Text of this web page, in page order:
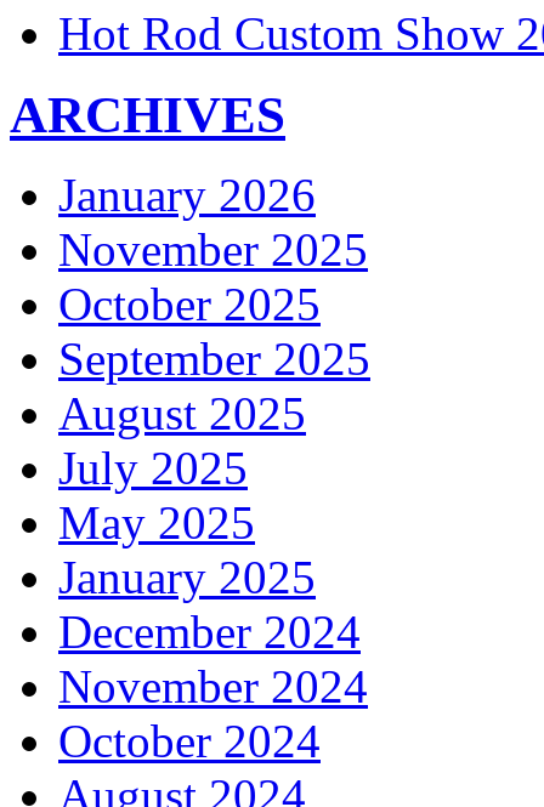
Hot Rod Custom Show
ARCHIVES
January 2026
November 2025
October 2025
September 2025
August 2025
July 2025
May 2025
January 2025
December 2024
November 2024
October 2024
August 2024